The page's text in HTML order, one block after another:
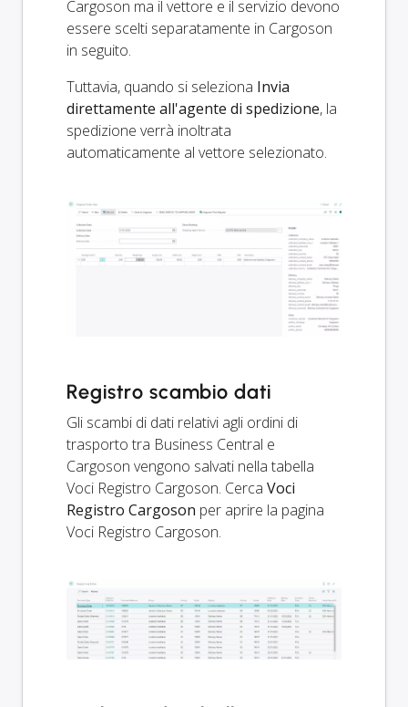
Cargoson ma il vettore e il servizio devono
essere scelti separatamente in Cargoson
in seguito.
Tuttavia, quando si seleziona Invia
direttamente all'agente di spedizione, la
spedizione verrà inoltrata
automaticamente al vettore selezionato.
Registro scambio dati
Gli scambi di dati relativi agli ordini di
trasporto tra Business Central e
Cargoson vengono salvati nella tabella
Voci Registro Cargoson. Cerca Voci
Registro Cargoson per aprire la pagina
Voci Registro Cargoson.